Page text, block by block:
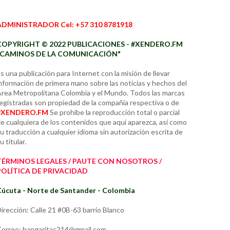
Cel: +57 310 8781918
© 2022 PUBLICACIONES - #XENDERO.FM
DE LA COMUNICACIÓN"
una publicación para Internet con la misión de llevar
de primera mano sobre las noticias y hechos del
Metropolitana Colombia y el Mundo. Todos las marcas
son propiedad de la compañía respectiva o de
Se prohíbe la reproducción total o parcial
cualquiera de los contenidos que aquí aparezca, así como
traducción a cualquier idioma sin autorización escrita de
titular.
LEGALES / PAUTE CON NOSOTROS /
DE PRIVACIDAD
- Norte de Santander - Colombia
Calle 21 #0B-63 barrio Blanco